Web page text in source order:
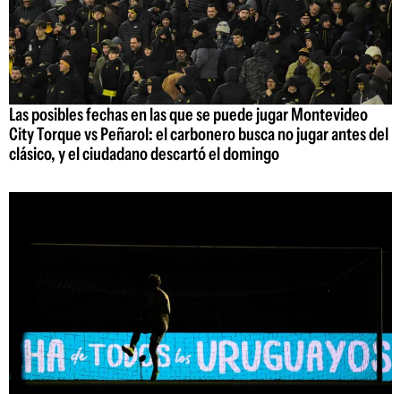
Las posibles fechas en las que se puede jugar Montevideo
City Torque vs Peñarol: el carbonero busca no jugar antes del
clásico, y el ciudadano descartó el domingo